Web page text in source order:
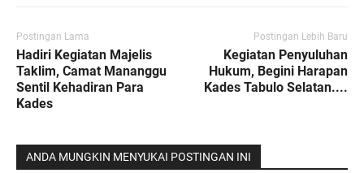
Postingan Lama
Hadiri Kegiatan Majelis
Taklim, Camat Mananggu
Sentil Kehadiran Para
Kades
Postingan Lebih Baru
Kegiatan Penyuluhan
Hukum, Begini Harapan
Kades Tabulo Selatan....
ANDA MUNGKIN MENYUKAI POSTINGAN INI